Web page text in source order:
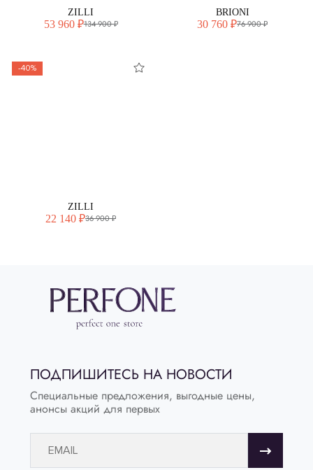
ZILLI
53 960 ₽134 900 ₽
BRIONI
30 760 ₽76 900 ₽
-40%
ZILLI
22 140 ₽36 900 ₽
ПОДПИШИТЕСЬ НА НОВОСТИ
Специальные предложения, выгодные цены,
анонсы акций для первых